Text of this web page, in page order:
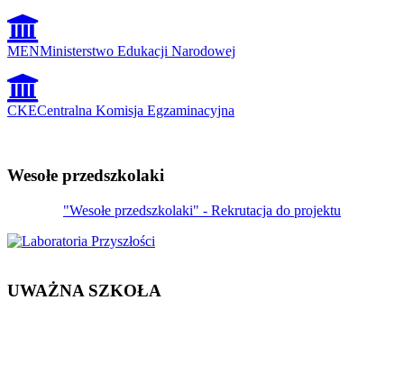
MENMinisterstwo Edukacji Narodowej
CKECentralna Komisja Egzaminacyjna
Wesołe przedszkolaki
"Wesołe przedszkolaki" - Rekrutacja do projektu
UWAŻNA SZKOŁA